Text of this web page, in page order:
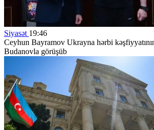
Siyasət 19:46
Ceyhun Bayramov Ukrayna hərbi
Budanovla görüşüb